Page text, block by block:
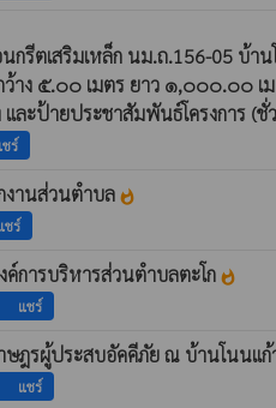
นกรีตเสริมเหล็ก นม.ถ.156-05
ว้าง ๕.๐๐ เมตร ยาว ๑,๐๐๐.๐๐
และป้ายประชาสัมพันธ์โครงการ (
ร์
านส่วนตำบล whatshot
ชร์
ารบริหารส่วนตำบลตะโก whatshot
แชร์
ษฎรผู้ประสบอัคคีภัย ณ บ้านโนนแ
แชร์